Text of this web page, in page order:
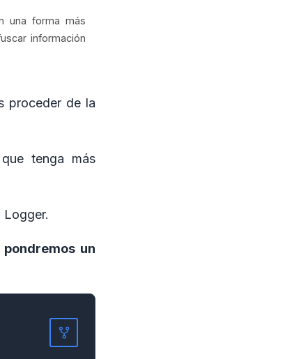
una forma más
información
proceder de la
tenga más
Logger.
pondremos un